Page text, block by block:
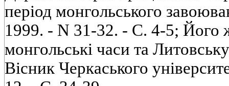
період монгольського
1999. - N 31-32. - С. 4-5; Його
монгольські часи та
Вісник Черкаського